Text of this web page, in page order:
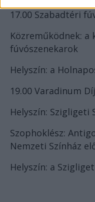
17.00 Szabadtéri
Közreműködnek: a
fúvószenekarok
Helyszín: a
19.00 Varadinum
Helyszín: Szigligeti
Szophoklész:
Nemzeti Színház
Helyszín: a